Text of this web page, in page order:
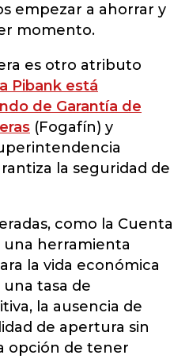
empezar a ahorrar y
momento.
es otro atributo
Pibank está
de Garantía de
(Fogafín) y
la seguridad de
como la Cuenta
herramienta
la vida económica
una tasa de
la ausencia de
de apertura sin
opción de tener